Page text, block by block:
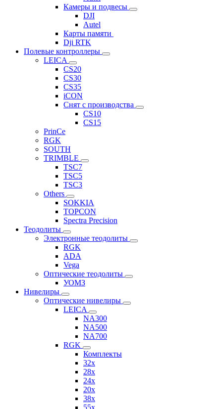
Камеры и подвесы
DJI
Autel
Карты памяти
Dji RTK
Полевые контроллеры
LEICA
CS20
CS30
CS35
iCON
Снят с производства
CS10
CS15
PrinCe
RGK
SOUTH
TRIMBLE
TSC7
TSC5
TSC3
Others
SOKKIA
TOPCON
Spectra Precision
Теодолиты
Электронные теодолиты
RGK
ADA
Vega
Оптические теодолиты
УОМЗ
Нивелиры
Оптические нивелиры
LEICA
NA300
NA500
NA700
RGK
Комплекты
32x
28x
24x
20x
38x
55x